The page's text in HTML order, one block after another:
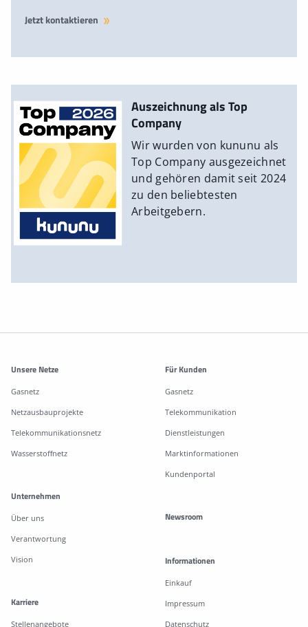
Jetzt kontaktieren
Auszeichnung als Top
Company
Wir wurden von kununu als
Top Company ausgezeichnet
und gehören damit seit 2024
zu den beliebtesten
Arbeitgebern.
Weitere Informationen
Unsere Netze
Gasnetz
Netzausbauprojekte
Telekommunikationsnetz
Wasserstoffnetz
Für Kunden
Gasnetz
Telekommunikation
Dienstleistungen
Marktinformationen
Kundenportal
Unternehmen
Über uns
Verantwortung
Vision
Karriere
Stellenangebote
Newsroom
Informationen
Einkauf
Impressum
Datenschutz